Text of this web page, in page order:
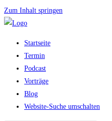
Zum Inhalt springen
Startseite
Termin
Podcast
Vorträge
Blog
Website-Suche umschalten